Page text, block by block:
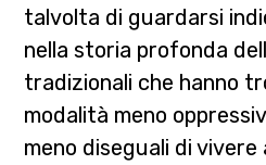
talvolta di guardarsi
nella storia profonda
tradizionali che hanno
modalità meno
meno diseguali di vivere